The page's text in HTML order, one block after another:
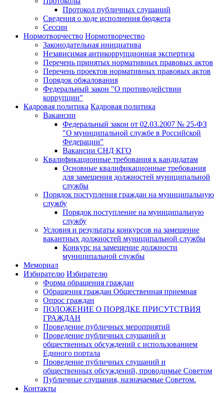
Протокол публичных слушаний
Сведения о ходе исполнения бюджета
Сессии
Нормотворчество Нормотворчество
Законодательная инициатива
Независимая антикоррупционная экспертиза
Перечень принятых нормативных правовых актов
Перечень проектов нормативных правовых актов
Порядок обжалования
Федеральный закон "О противодействии
коррупции"
Кадровая политика Кадровая политика
Вакансии
Федеральный закон от 02.03.2007 № 25-ФЗ
"О муниципальной службе в Российской
Федерации"
Вакансии СНД КГО
Квалификационные требования к кандидатам
Основные квалификационные требования
для замещения должностей муниципальной
службы
Порядок поступления граждан на муниципальную
службу
Порядок поступление на муниципальную
службу
Условия и результаты конкурсов на замещение
вакантных должностей муниципальной службы
Конкурс на замещение должности
муниципальной службы
Мемориал
Избирателю Избирателю
Форма обращения граждан
Обращения граждан Общественная приемная
Опрос граждан
ПОЛОЖЕНИЕ О ПОРЯДКЕ ПРИСУТСТВИЯ
ГРАЖДАН
Проведение публичных мероприятий
Проведение публичных слушаний и
общественных обсуждений с использованием
Единого портала
Проведение публичных слушаний и
общественных обсуждений, проводимые Советом
Публичные слушания, назначаемые Советом.
Контакты